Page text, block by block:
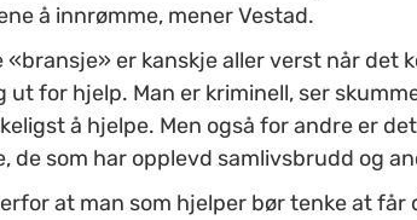
å innrømme, mener Vestad.
er kanskje aller verst når det
ut for hjelp. Man er kriminell, ser
å hjelpe. Men også for andre er
de som har opplevd samlivsbrudd og
at man som hjelper bør tenke at